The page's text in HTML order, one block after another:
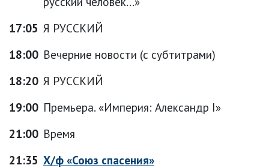
17:05 Я РУССКИЙ
18:00 Вечерние новости (с субтитрами)
18:20 Я РУССКИЙ
19:00 Премьера. «Империя: Александр I»
21:00 Время
21:35 Х/ф «Союз спасения»